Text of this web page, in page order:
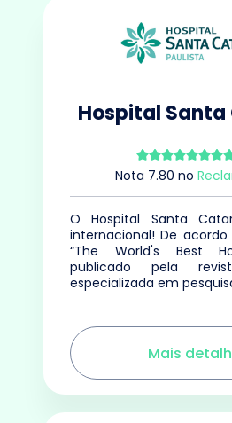
Hospital
Nota 7.80 no
O Hospital Santa
internacional! De
“The World's Best
publicado pela
especializada em
Mais